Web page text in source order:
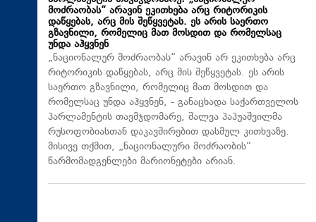
მოძრაობას“ არავინ ეკითხება არც რიტორიკის
დაწყებას, არც მის შეწყვეტას. ეს არის საერთო
გზავნილი, რომელიც მათ მოსდით და რომელსაც
უნდა აჰყვნენ
„ნაციონალურ მოძრაობას“ არავინ არ ეკითხება არც
რიტორიკის დაწყებას, არც მის შეწყვეტას. ეს არის
საერთო გზავნილი, რომელიც მათ მოსდით და
რომელსაც უნდა აჰყვნენ, - განაცხადა საქართველოს
პარლამენტის თავმჯდომარე, შალვა პაპუაშვილმა
რუსოფობიასთან დაკავშირებით დასმულ კითხვაზე.
მისივე თქმით, „ნაციონალური მოძრაობის“
წარმომადგენლები მარიონეტები არიან.